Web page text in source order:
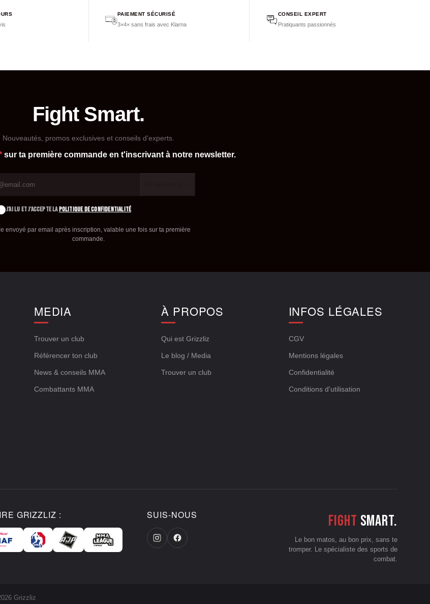
PAIEMENT SÉCURISÉ
3×4× sans frais avec Klarna
CONSEIL EXPERT
Pratiquants passionnés
Fight Smart.
Nouveautés, promos exclusives et conseils d'experts.
sur ta première commande en t'inscrivant à notre newsletter.
J'AI LU ET J'ACCEPTE LAPOLITIQUE DE CONFIDENTIALITÉ
envoyé par email après inscription, valable une fois sur ta première
commande.
MEDIA
Trouver un club
Référencer ton club
News & conseils MMA
Combattants MMA
À PROPOS
Qui est Grizzliz
Le blog / Media
Trouver un club
INFOS LÉGALES
CGV
Mentions légales
Confidentialité
Conditions d'utilisation
GRIZZLIZ : SUIS-NOUS Fight smart.
Le bon matos, au bon prix, sans te
tromper. Le spécialiste des sports de
combat.
Grizzliz